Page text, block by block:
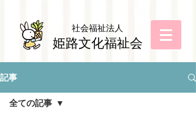
社会福祉法人
姫路文化福祉会
記事
全ての記事